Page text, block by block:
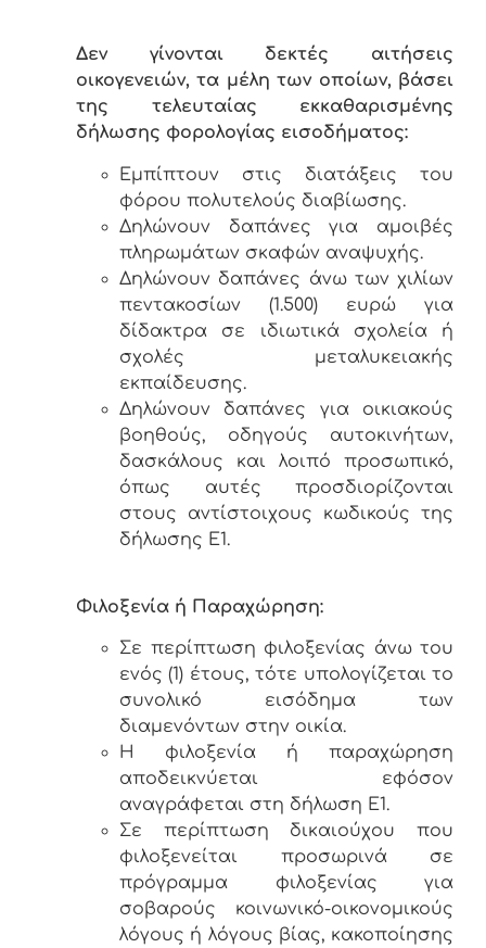
Δεν γίνονται δεκτές αιτήσεις
οικογενειών, τα μέλη των οποίων, βάσει
της τελευταίας εκκαθαρισμένης
δήλωσης φορολογίας εισοδήματος:
Εμπίπτουν στις διατάξεις του
φόρου πολυτελούς διαβίωσης.
Δηλώνουν δαπάνες για αμοιβές
πληρωμάτων σκαφών αναψυχής.
Δηλώνουν δαπάνες άνω των χιλίων
πεντακοσίων (1.500) ευρώ για
δίδακτρα σε ιδιωτικά σχολεία ή
σχολές μεταλυκειακής
εκπαίδευσης.
Δηλώνουν δαπάνες για οικιακούς
βοηθούς, οδηγούς αυτοκινήτων,
δασκάλους και λοιπό προσωπικό,
όπως αυτές προσδιορίζονται
στους αντίστοιχους κωδικούς της
δήλωσης Ε1.
Φιλοξενία ή Παραχώρηση:
Σε περίπτωση φιλοξενίας άνω του
ενός (1) έτους, τότε υπολογίζεται το
συνολικό εισόδημα των
διαμενόντων στην οικία.
Η φιλοξενία ή παραχώρηση
αποδεικνύεται εφόσον
αναγράφεται στη δήλωση Ε1.
Σε περίπτωση δικαιούχου που
φιλοξενείται προσωρινά σε
πρόγραμμα φιλοξενίας για
σοβαρούς κοινωνικό-οικονομικούς
λόγους ή λόγους βίας, κακοποίησης